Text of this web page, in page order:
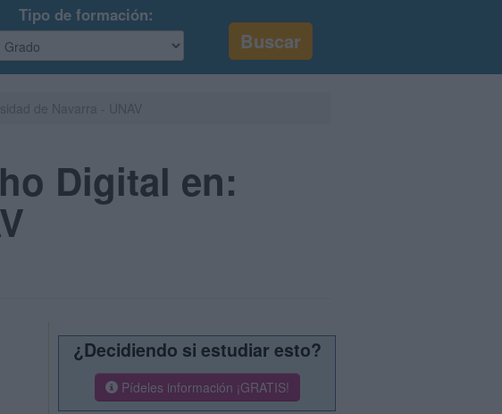
Tipo de formación:
Digital en:
¿Decidiendo si estudiar esto?
Pídeles información ¡GRATIS!